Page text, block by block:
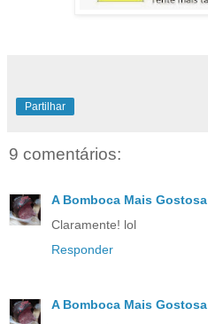
Partilhar
9 comentários:
A Bomboca Mais Gostosa
Claramente! lol
Responder
A Bomboca Mais Gostosa